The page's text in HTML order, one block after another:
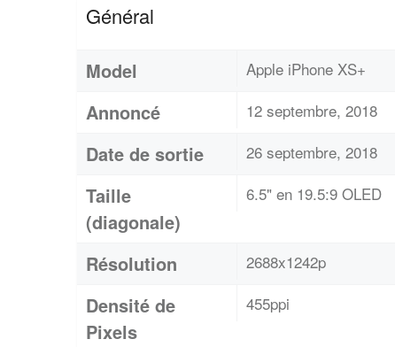
Général
Model Apple iPhone XS+
Annoncé 12 septembre, 2018
Date de sortie 26 septembre, 2018
Taille
(diagonale)
6.5" en 19.5:9 OLED
Résolution 2688x1242p
Densité de
Pixels
455ppi